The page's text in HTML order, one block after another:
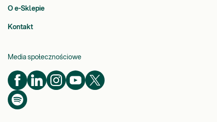
O e-Sklepie
Kontakt
Media społecznościowe